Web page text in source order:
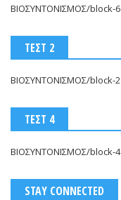
ΒΙΟΣΥΝΤΟΝΙΣΜΟΣ/block-6
ΤΕΣΤ 2
ΒΙΟΣΥΝΤΟΝΙΣΜΟΣ/block-2
ΤΕΣΤ 4
ΒΙΟΣΥΝΤΟΝΙΣΜΟΣ/block-4
STAY CONNECTED